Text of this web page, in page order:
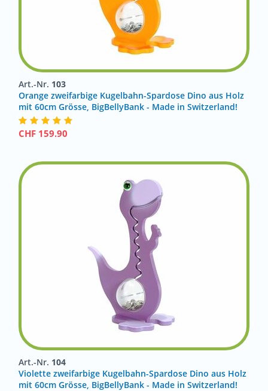
Art.-Nr. 103
Orange zweifarbige Kugelbahn-Spardose Dino aus Holz
mit 60cm Grösse, BigBellyBank - Made in Switzerland!
CHF 159.90
Art.-Nr. 104
Violette zweifarbige Kugelbahn-Spardose Dino aus Holz
mit 60cm Grösse, BigBellyBank - Made in Switzerland!